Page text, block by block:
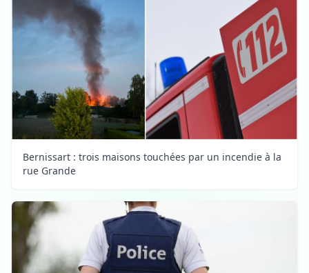
Bernissart : trois maisons touchées par un incendie à la
rue Grande